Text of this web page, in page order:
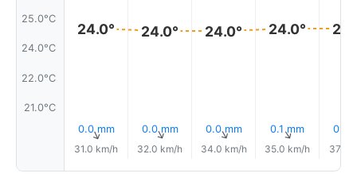
25.0°C
24.0°C
22.0°C
21.0°C
24.0°
0.0 mm
↑
31.0 km/h
24.0°
0.0 mm
↑
32.0 km/h
24.0°
0.0 mm
↑
34.0 km/h
24.0°
0.1 mm
↑
35.0 km/h
0.0
37.0